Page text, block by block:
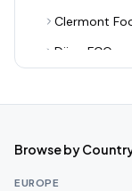
Clermont
Dijon FCO
FBBP 01
Browse by
EUROPE